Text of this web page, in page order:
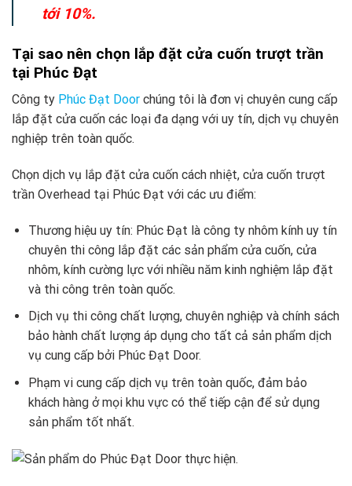
tới 10%.
Tại sao nên chọn lắp đặt cửa cuốn trượt trần
tại Phúc Đạt
Công ty Phúc Đạt Door chúng tôi là đơn vị chuyên cung cấp
lắp đặt cửa cuốn các loại đa dạng với uy tín, dịch vụ chuyên
nghiệp trên toàn quốc.
Chọn dịch vụ lắp đặt cửa cuốn cách nhiệt, cửa cuốn trượt
trần Overhead tại Phúc Đạt với các ưu điểm:
Thương hiệu uy tín: Phúc Đạt là công ty nhôm kính uy tín
chuyên thi công lắp đặt các sản phẩm cửa cuốn, cửa
nhôm, kính cường lực với nhiều năm kinh nghiệm lắp đặt
và thi công trên toàn quốc.
Dịch vụ thi công chất lượng, chuyên nghiệp và chính sách
bảo hành chất lượng áp dụng cho tất cả sản phẩm dịch
vụ cung cấp bởi Phúc Đạt Door.
Phạm vi cung cấp dịch vụ trên toàn quốc, đảm bảo
khách hàng ở mọi khu vực có thể tiếp cận để sử dụng
sản phẩm tốt nhất.